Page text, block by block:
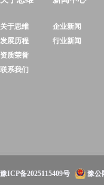
关于思维
发展历程
资质荣誉
联系我们
企业新闻
行业新闻
豫ICP备2025115409号 豫公